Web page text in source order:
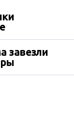
завезли